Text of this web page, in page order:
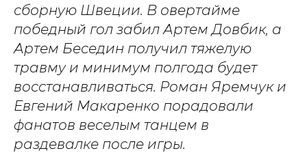
сборную Швеции. В овертайме
победный гол забил Артем Довбик, а
Артем Беседин получил тяжелую
травму и минимум полгода будет
восстанавливаться. Роман Яремчук и
Евгений Макаренко порадовали
фанатов веселым танцем в
раздевалке после игры.